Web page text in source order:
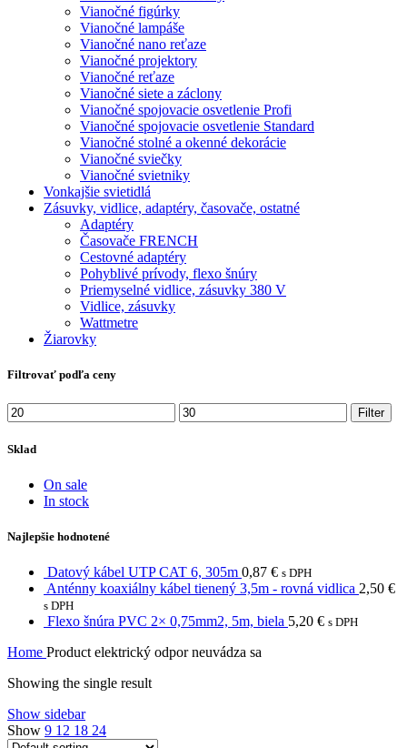
Vianočné figúrky
Vianočné lampáše
Vianočné nano reťaze
Vianočné projektory
Vianočné reťaze
Vianočné siete a záclony
Vianočné spojovacie osvetlenie Profi
Vianočné spojovacie osvetlenie Standard
Vianočné stolné a okenné dekorácie
Vianočné sviečky
Vianočné svietniky
Vonkajšie svietidlá
Zásuvky, vidlice, adaptéry, časovače, ostatné
Adaptéry
Časovače FRENCH
Cestovné adaptéry
Pohyblivé prívody, flexo šnúry
Priemyselné vidlice, zásuvky 380 V
Vidlice, zásuvky
Wattmetre
Žiarovky
Filtrovať podľa ceny
Min
price
Max
price
Filter
Sklad
On sale
In stock
Najlepšie hodnotené
Datový kábel UTP CAT 6, 305m 0,87 € s DPH
Anténny koaxiálny kábel tienený 3,5m - rovná vidlica 2,50 €
s DPH
Flexo šnúra PVC 2× 0,75mm2, 5m, biela 5,20 € s DPH
Home Product elektrický odporneuvádza sa
Showing the single result
Show sidebar
Show 9 12 18 24